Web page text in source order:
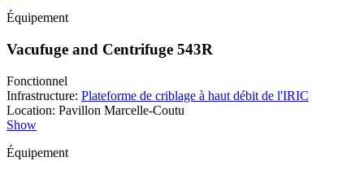
Équipement
Vacufuge and Centrifuge 543R
Fonctionnel
Infrastructure: Plateforme de criblage à haut débit de l'IRIC
Location: Pavillon Marcelle-Coutu
Show
Équipement